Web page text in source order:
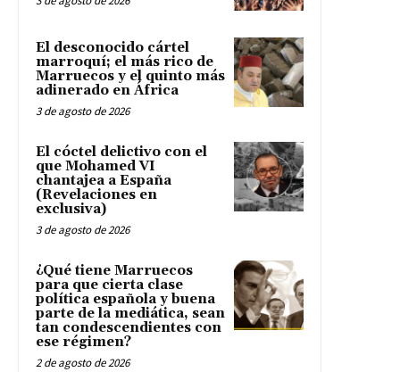
El desconocido cártel
marroquí; el más rico de
Marruecos y el quinto más
adinerado en África
3 de agosto de 2026
El cóctel delictivo con el
que Mohamed VI
chantajea a España
(Revelaciones en
exclusiva)
3 de agosto de 2026
¿Qué tiene Marruecos
para que cierta clase
política española y buena
parte de la mediática, sean
tan condescendientes con
ese régimen?
2 de agosto de 2026